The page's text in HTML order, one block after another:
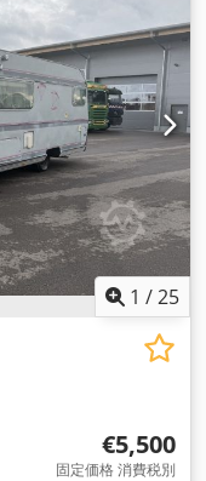
1 /25
€5,500
固定価格 消費税別